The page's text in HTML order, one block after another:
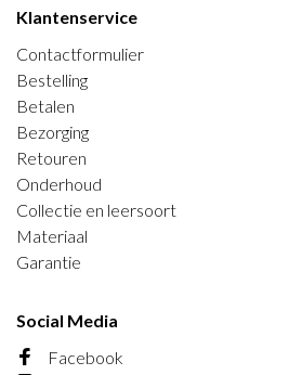
Klantenservice
Contactformulier
Bestelling
Betalen
Bezorging
Retouren
Onderhoud
Collectie en leersoort
Materiaal
Garantie
Social Media
Facebook